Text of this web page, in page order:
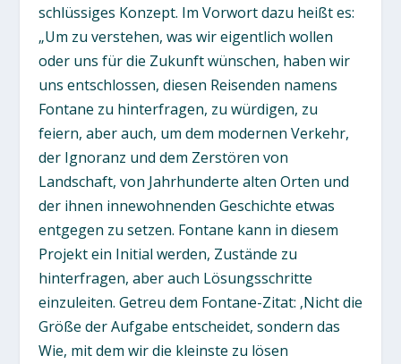
schlüssiges Konzept. Im Vorwort dazu heißt es:
„Um zu verstehen, was wir eigentlich wollen
oder uns für die Zukunft wünschen, haben wir
uns entschlossen, diesen Reisenden namens
Fontane zu hinterfragen, zu würdigen, zu
feiern, aber auch, um dem modernen Verkehr,
der Ignoranz und dem Zerstören von
Landschaft, von Jahrhunderte alten Orten und
der ihnen innewohnenden Geschichte etwas
entgegen zu setzen. Fontane kann in diesem
Projekt ein Initial werden, Zustände zu
hinterfragen, aber auch Lösungsschritte
einzuleiten. Getreu dem Fontane-Zitat: ‚Nicht die
Größe der Aufgabe entscheidet, sondern das
Wie, mit dem wir die kleinste zu lösen